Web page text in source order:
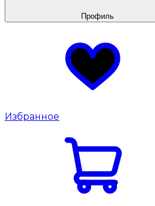
Профиль
Избранное